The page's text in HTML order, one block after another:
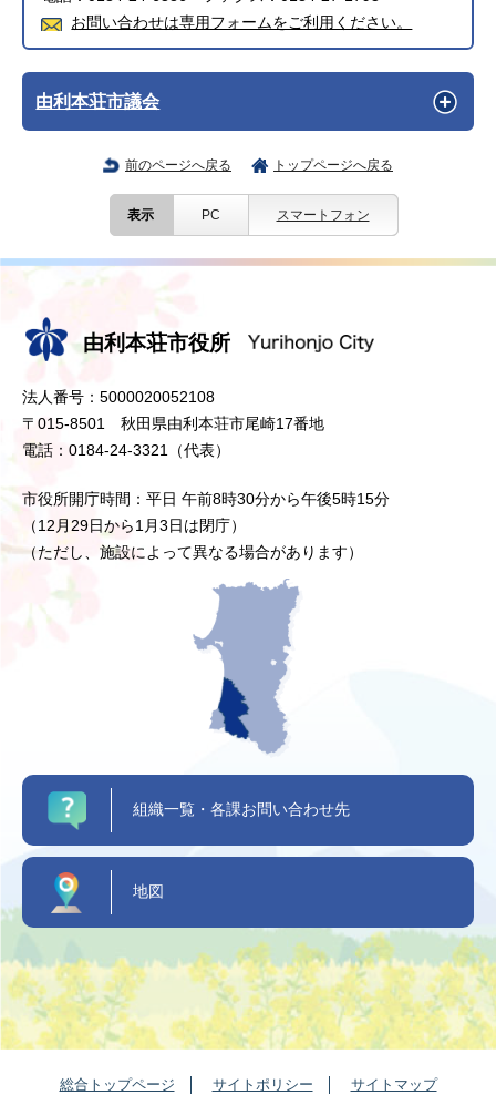
お問い合わせは専用フォームをご利用ください。
由利本荘市議会
前のページへ戻る トップページへ戻る
表示 PC スマートフォン
由利本荘市役所
法人番号：5000020052108
〒015-8501 秋田県由利本荘市尾崎17番地
電話：0184-24-3321（代表）
市役所開庁時間：平日 午前8時30分から午後5時15分
（12月29日から1月3日は閉庁）
（ただし、施設によって異なる場合があります）
組織一覧・各課お問い合わせ先
地図
総合トップページ サイトポリシー サイトマップ